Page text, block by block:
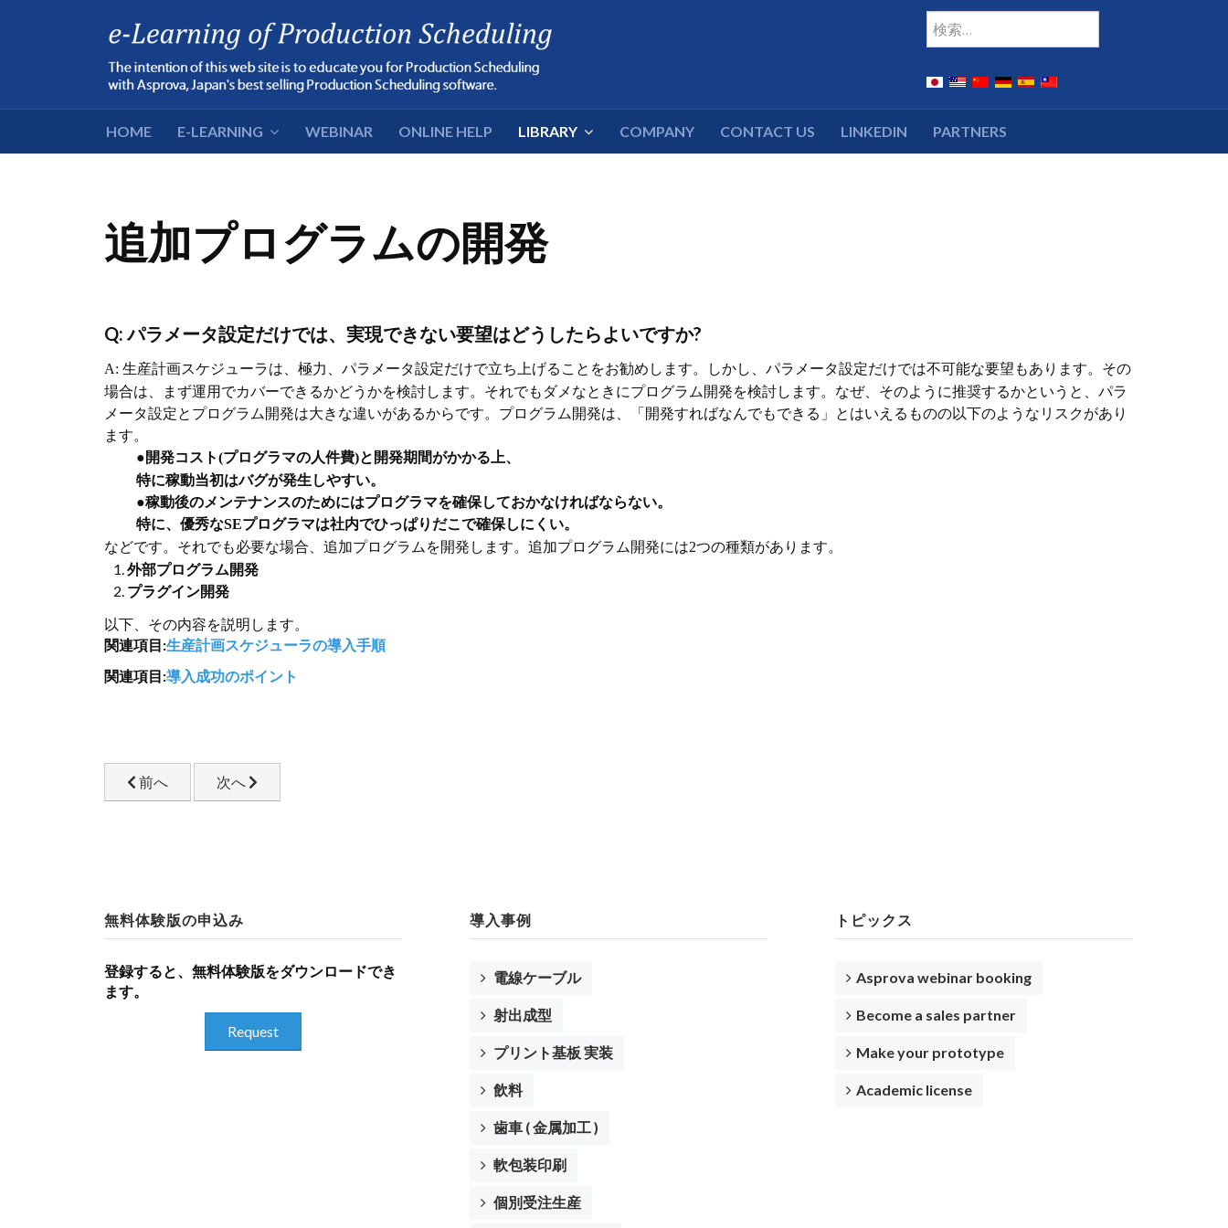
検索
HOME E-LEARNING WEBINAR ONLINE HELP LIBRARY COMPANY CONTACT US LINKEDIN PARTNERS
追加プログラムの開発
Q: パラメータ設定だけでは、実現できない要望はどうしたらよいですか?
A: 生産計画スケジューラは、極力、パラメータ設定だけで立ち上げることをお勧めします。しかし、パラメータ設定だけでは不可能な要望もあります。その
場合は、まず運用でカバーできるかどうかを検討します。それでもダメなときにプログラム開発を検討します。なぜ、そのように推奨するかというと、パラ
メータ設定とプログラム開発は大きな違いがあるからです。プログラム開発は、「開発すればなんでもできる」とはいえるものの以下のようなリスクがあり
ます。
●開発コスト(プログラマの人件費)と開発期間がかかる上、
特に稼動当初はバグが発生しやすい。
●稼動後のメンテナンスのためにはプログラマを確保しておかなければならない。
特に、優秀なSEプログラマは社内でひっぱりだこで確保しにくい。
などです。それでも必要な場合、追加プログラムを開発します。追加プログラム開発には2つの種類があります。
外部プログラム開発
プラグイン開発
以下、その内容を説明します。
関連項目:生産計画スケジューラの導入手順
関連項目:導入成功のポイント
前の記事へ: 外部システムインターフェース
前へ 次の記事へ: 外部プログラムの開発
次へ
無料体験版の申込み
登録すると、無料体験版をダウンロードでき
ます。
Request
導入事例
電線ケーブル
射出成型
プリント基板 実装
飲料
歯車 ( 金属加工 )
軟包装印刷
個別受注生産
トピックス
Asprova webinar booking
Become a sales partner
Make your prototype
Academic license